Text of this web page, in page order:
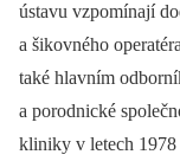
ústavu vzpomínají
a šikovného
také hlavním
a porodnické
kliniky v letech